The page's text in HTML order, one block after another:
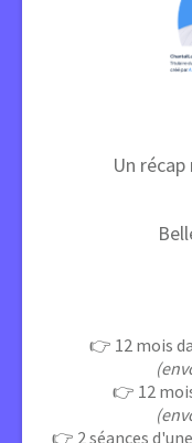
Un
👉 12 mois
👉 12
👉 2 séances